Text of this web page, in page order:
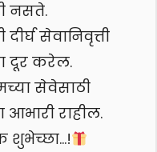
नसते.
सेवानिवृत्ती
दूर करेल.
सेवेसाठी
राहील.
शुभेच्छा…!